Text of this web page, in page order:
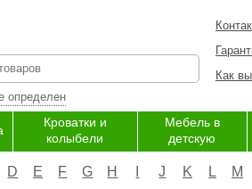
определен
Как
Кроватки и
колыбели
Мебель в
детскую
D E F G H J K L M